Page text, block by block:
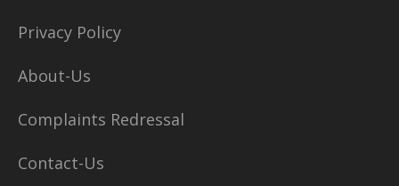
Privacy Policy
About-Us
Complaints Redressal
Contact-Us